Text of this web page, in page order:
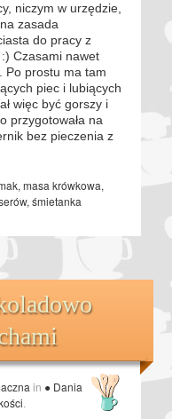
niczym w urzędzie,
zasada
do pracy z
Czasami nawet
Po prostu ma tam
piec i lubiących
więc być gorszy i
przygotowała na
bez pieczenia z
, masa krówkowa,
, śmietanka
in ● Dania